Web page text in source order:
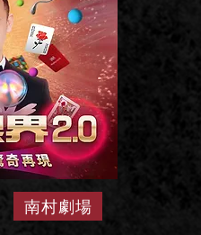
南村劇場